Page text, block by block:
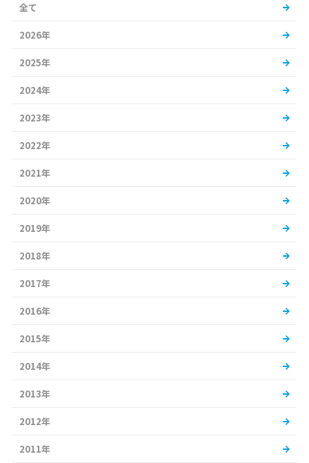
全て
2026年
2025年
2024年
2023年
2022年
2021年
2020年
2019年
2018年
2017年
2016年
2015年
2014年
2013年
2012年
2011年